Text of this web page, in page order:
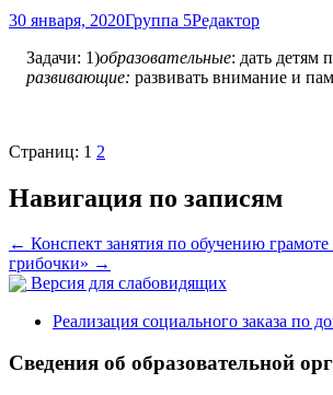
30 января, 2020Группа 5Редактор
Задачи: 1)образовательные: дать детям
развивающие: развивать внимание и
Страниц: 1 2
Навигация по записям
← Конспект занятия по обучению
грибочки» →
Версия для слабовидящих
Реализация социального заказа по
Сведения об образовательной